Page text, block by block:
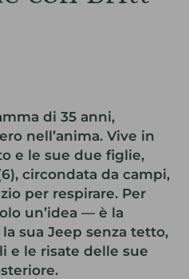
di 35 anni,
nell’anima. Vive in
e le sue due figlie,
circondata da campi,
per respirare. Per
un’idea — è la
sua Jeep senza tetto,
e le risate delle sue